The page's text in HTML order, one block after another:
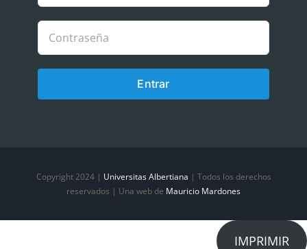
Política de privacidad
Entrar
Copyright 2024 | Universitas Albertiana | Todos los derechos
reservados | Una web de Mauricio Mardones
IMPRIMIR